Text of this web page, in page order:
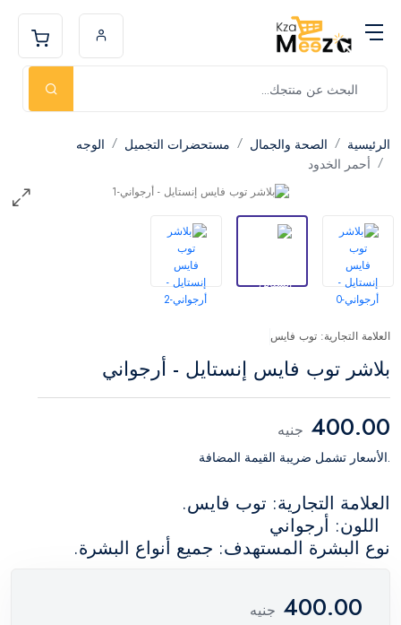
الرئيسية الصحة والجمال مستحضرات التجميل
الوجه
أحمر الخدود
العلامة التجارية: توب فايس
بلاشر توب فايس إنستايل - أرجواني
400.00 جنيه
.الأسعار تشمل ضريبة القيمة المضافة
العلامة التجارية: توب فايس.
اللون: أرجواني
نوع البشرة المستهدف: جميع أنواع البشرة.
400.00 جنيه